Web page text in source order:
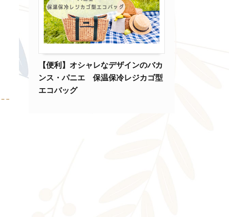
【便利】オシャレなデザインのバカ
ンス・パニエ 保温保冷レジカゴ型
エコバッグ